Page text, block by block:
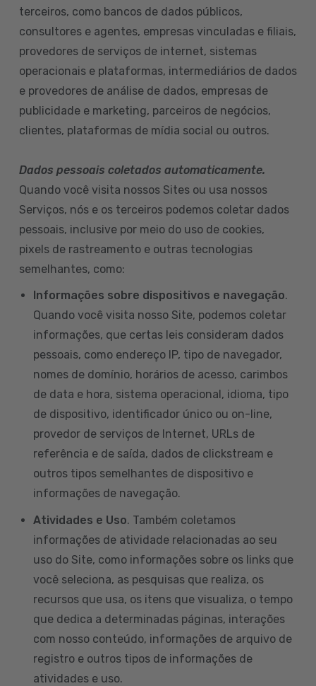
terceiros, como bancos de dados públicos,
consultores e agentes, empresas vinculadas e filiais,
provedores de serviços de internet, sistemas
operacionais e plataformas, intermediários de dados
e provedores de análise de dados, empresas de
publicidade e marketing, parceiros de negócios,
clientes, plataformas de mídia social ou outros.
Dados pessoais coletados automaticamente.
Quando você visita nossos Sites ou usa nossos
Serviços, nós e os terceiros podemos coletar dados
pessoais, inclusive por meio do uso de cookies,
pixels de rastreamento e outras tecnologias
semelhantes, como:
Informações sobre dispositivos e navegação.
Quando você visita nosso Site, podemos coletar
informações, que certas leis consideram dados
pessoais, como endereço IP, tipo de navegador,
nomes de domínio, horários de acesso, carimbos
de data e hora, sistema operacional, idioma, tipo
de dispositivo, identificador único ou on-line,
provedor de serviços de Internet, URLs de
referência e de saída, dados de clickstream e
outros tipos semelhantes de dispositivo e
informações de navegação.
Atividades e Uso. Também coletamos
informações de atividade relacionadas ao seu
uso do Site, como informações sobre os links que
você seleciona, as pesquisas que realiza, os
recursos que usa, os itens que visualiza, o tempo
que dedica a determinadas páginas, interações
com nosso conteúdo, informações de arquivo de
registro e outros tipos de informações de
atividades e uso.